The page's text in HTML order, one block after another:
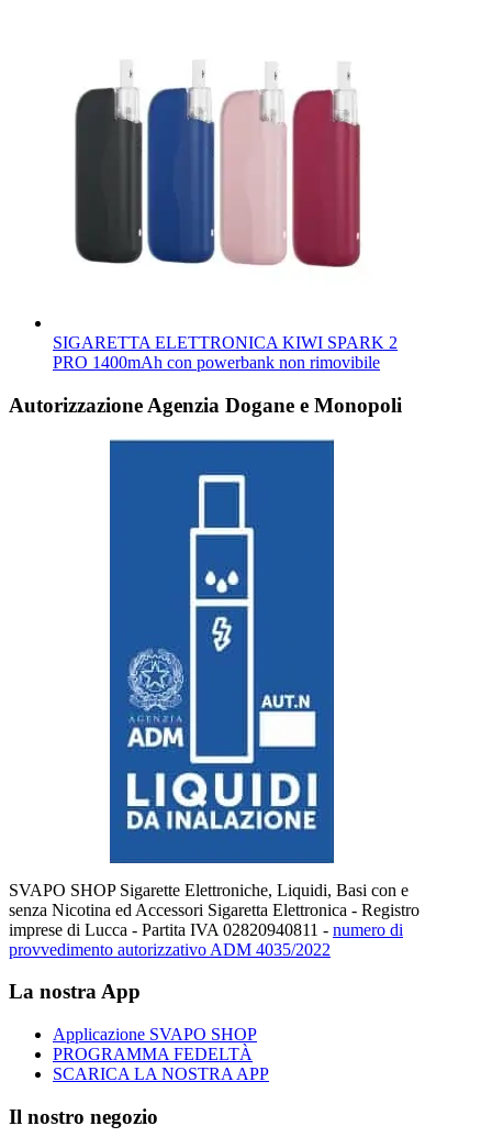
SIGARETTA ELETTRONICA KIWI SPARK 2
PRO 1400mAh con powerbank non rimovibile
Autorizzazione Agenzia Dogane e Monopoli
SVAPO SHOP Sigarette Elettroniche, Liquidi, Basi con e
senza Nicotina ed Accessori Sigaretta Elettronica - Registro
imprese di Lucca - Partita IVA 02820940811 - numero di
provvedimento autorizzativo ADM 4035/2022
La nostra App
Applicazione SVAPO SHOP
PROGRAMMA FEDELTÀ
SCARICA LA NOSTRA APP
Il nostro negozio